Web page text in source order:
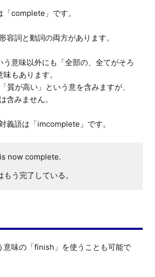
「complete」です。
容詞と動詞の両方があります。
う意味以外にも「全部の、全てがそろ
もあります。
質が高い」という意を含みますが、
含みません。
義語は「imcomplete」です。
now complete.
もう完了している。
意味の「finish」を使うことも可能で